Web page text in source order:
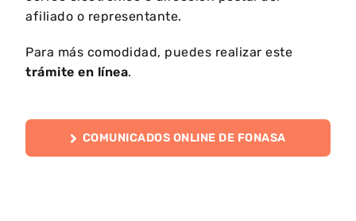
afiliado o representante.
Para más comodidad, puedes realizar este
trámite en línea.
COMUNICADOS ONLINE DE FONASA